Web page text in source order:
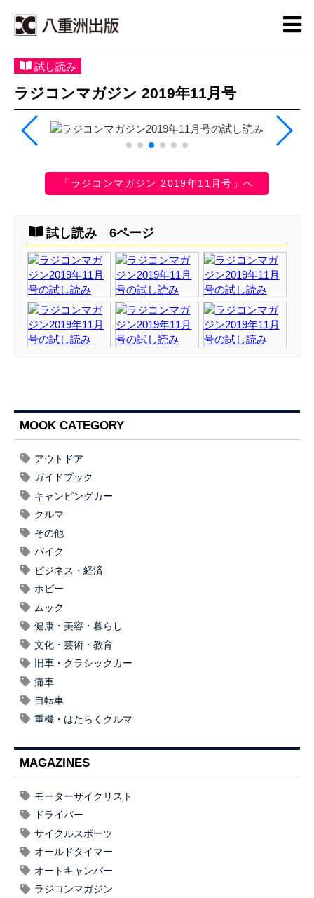
試し読み
ラジコンマガジン 2019年11月号
「ラジコンマガジン 2019年11月号」へ
試し読み 6ページ
MOOK CATEGORY
アウトドア
ガイドブック
キャンピングカー
クルマ
その他
バイク
ビジネス・経済
ホビー
ムック
健康・美容・暮らし
文化・芸術・教育
旧車・クラシックカー
痛車
自転車
重機・はたらくクルマ
MAGAZINES
モーターサイクリスト
ドライバー
サイクルスポーツ
オールドタイマー
オートキャンパー
ラジコンマガジン